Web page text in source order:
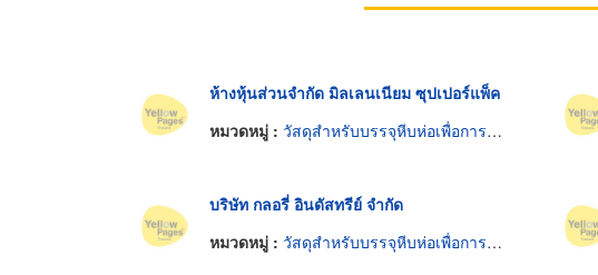
ห้างหุ้นส่วนจำกัด มิลเลนเนียม ซุปเปอร์แพ็ค
หมวดหมู่ : วัสดุสำหรับบรรจุหีบห่อเพื่อการขนส่ง
บริษัท กลอรี่ อินดัสทรีย์ จำกัด
หมวดหมู่ : วัสดุสำหรับบรรจุหีบห่อเพื่อการขนส่ง